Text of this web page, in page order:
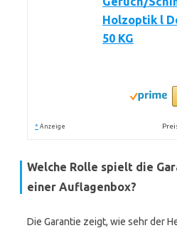
Holzoptik l
50 KG
* Anzeige
Welche Rolle spielt die
einer Auflagenbox?
Die Garantie zeigt, wie sehr der